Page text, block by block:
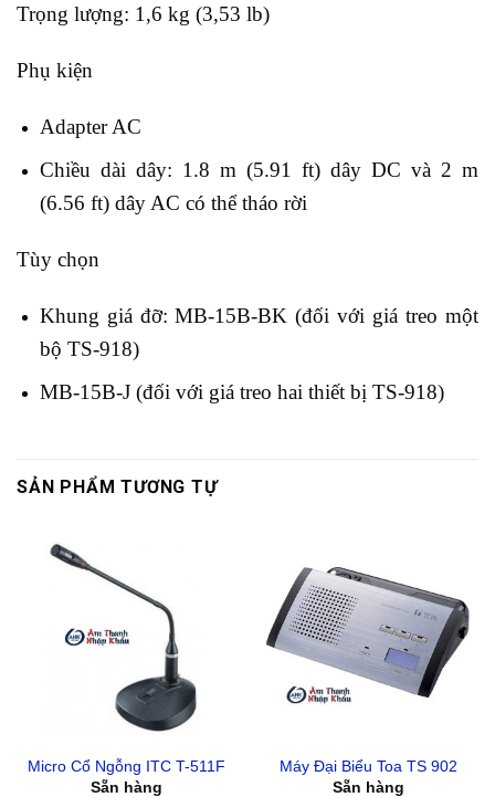
Trọng lượng: 1,6 kg (3,53 lb)
Phụ kiện
Adapter AC
Chiều dài dây: 1.8 m (5.91 ft) dây DC và 2 m
(6.56 ft) dây AC có thể tháo rời
Tùy chọn
Khung giá đỡ: MB-15B-BK (đối với giá treo một
bộ TS-918)
MB-15B-J (đối với giá treo hai thiết bị TS-918)
SẢN PHẨM TƯƠNG TỰ
Micro Cổ Ngỗng ITC T-511F
Sẵn hàng
Máy Đại Biểu Toa TS 902
Sẵn hàng